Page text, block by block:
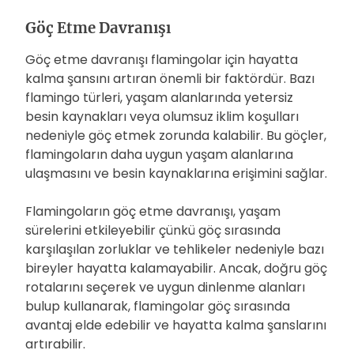
Göç Etme Davranışı
Göç etme davranışı flamingolar için hayatta
kalma şansını artıran önemli bir faktördür. Bazı
flamingo türleri, yaşam alanlarında yetersiz
besin kaynakları veya olumsuz iklim koşulları
nedeniyle göç etmek zorunda kalabilir. Bu göçler,
flamingoların daha uygun yaşam alanlarına
ulaşmasını ve besin kaynaklarına erişimini sağlar.
Flamingoların göç etme davranışı, yaşam
sürelerini etkileyebilir çünkü göç sırasında
karşılaşılan zorluklar ve tehlikeler nedeniyle bazı
bireyler hayatta kalamayabilir. Ancak, doğru göç
rotalarını seçerek ve uygun dinlenme alanları
bulup kullanarak, flamingolar göç sırasında
avantaj elde edebilir ve hayatta kalma şanslarını
artırabilir.